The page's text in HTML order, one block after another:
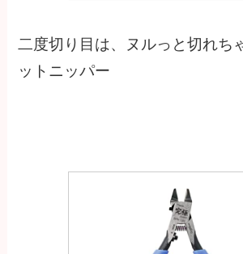
二度切り目は、ヌルっと切れち
ットニッパー